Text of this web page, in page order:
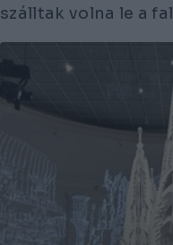
szálltak volna le a